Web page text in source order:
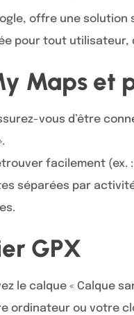
offre une
pour tout utilisateur,
Maps et
vous d’être
facilement (ex. :
séparées par
GPX
le calque « Calque
ordinateur ou votre